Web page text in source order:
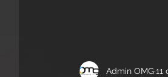
Admin OMG11